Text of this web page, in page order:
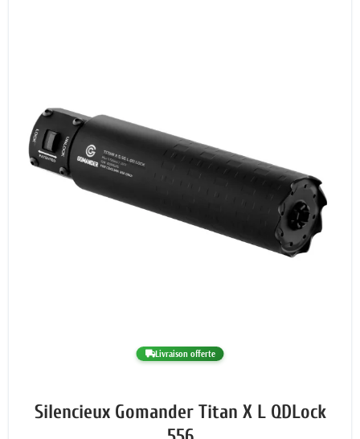
Livraison offerte
Silencieux Gomander Titan X L QDLock